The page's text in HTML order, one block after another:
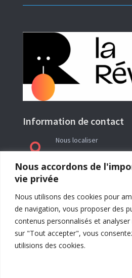
Nous accordons de
vie privée
Nous utilisons des cookies pour
de navigation, vous proposer des
contenus personnalisés et
sur "Tout accepter", vous
utilisions des cookies.
Information de contact

Nous localiser
Le siège social de
trouve en Ariège (09) à
09290 Gabre